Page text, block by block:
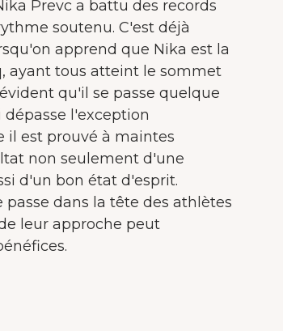
Prevc a battu des records
soutenu. C'est déjà
apprend que Nika est la
ayant tous atteint le sommet
qu'il se passe quelque
l'exception
il est prouvé à maintes
non seulement d'une
d'un bon état d'esprit.
passe dans la tête des athlètes
leur approche peut